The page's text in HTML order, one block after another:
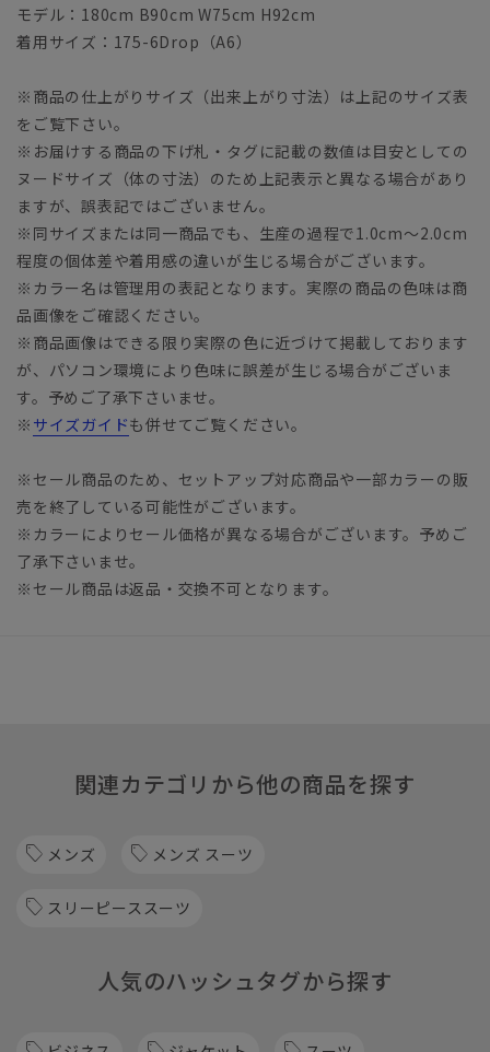
モデル：180cm B90cm W75cm H92cm
着用サイズ：175-6Drop（A6）
※商品の仕上がりサイズ（出来上がり寸法）は上記のサイズ表
をご覧下さい。
※お届けする商品の下げ札・タグに記載の数値は目安としての
ヌードサイズ（体の寸法）のため上記表示と異なる場合があり
ますが、誤表記ではございません。
※同サイズまたは同一商品でも、生産の過程で1.0cm～2.0cm
程度の個体差や着用感の違いが生じる場合がございます。
※カラー名は管理用の表記となります。実際の商品の色味は商
品画像をご確認ください。
※商品画像はできる限り実際の色に近づけて掲載しております
が、パソコン環境により色味に誤差が生じる場合がございま
す。予めご了承下さいませ。
※ サイズガイドも併せてご覧ください。
※セール商品のため、セットアップ対応商品や一部カラーの販
売を終了している可能性がございます。
※カラーによりセール価格が異なる場合がございます。予めご
了承下さいませ。
※セール商品は返品・交換不可となります。
関連カテゴリから他の商品を探す
メンズ メンズ スーツ
スリーピーススーツ
人気のハッシュタグから探す